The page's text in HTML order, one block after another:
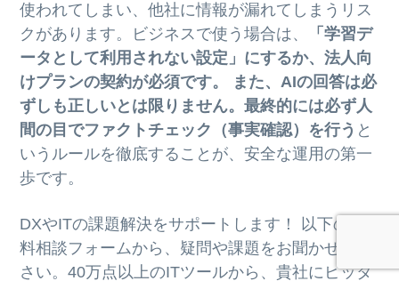
使われてしまい、他社に情報が漏れてしまうリス
クがあります。ビジネスで使う場合は、
「学習デ
ータとして利用されない設定」にするか、法人向
けプランの契約が必須です。 また、AIの回答は必
ずしも正しいとは限りません。最終的には必ず人
間の目でファクトチェック（事実確認）を行う と
いうルールを徹底することが、安全な運用の第一
歩です。
DXやITの課題解決をサポートします！ 以下の無
料相談フォームから、疑問や課題をお聞かせくだ
さい。40万点以上のITツールから、貴社にピッタ